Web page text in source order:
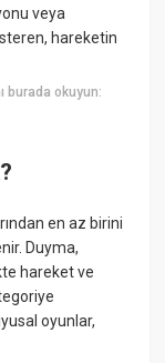
veya
hareketin
burada okuyun:
en az birini
Duyma,
hareket ve
oyunlar,